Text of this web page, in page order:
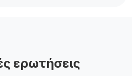
ερωτήσεις